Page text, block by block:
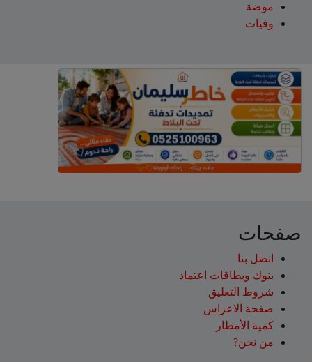
موضة
وفيات
صفحات
اتصل بنا
بنوك وبطاقات اعتماد
شروط التعليق‎
صفحة الاعراس
كمية الأمطار
من نحن?